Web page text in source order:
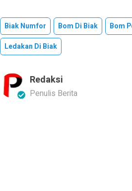
Biak Numfor Bom Di Biak Bom
Ledakan Di Biak
Redaksi
Penulis Berita